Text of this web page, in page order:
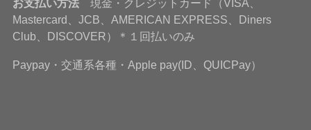
お支払い方法現金・クレジットカード（VISA、
Mastercard、JCB、AMERICAN EXPRESS、Diners
Club、DISCOVER）＊１回払いのみ
Paypay・交通系各種・Apple pay(ID、QUICPay）